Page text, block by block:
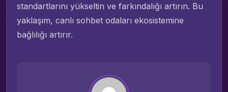
standartlarını yükseltin ve farkındalığı artırın. Bu
yaklaşım, canlı sohbet odaları ekosistemine
bağlılığı artırır.